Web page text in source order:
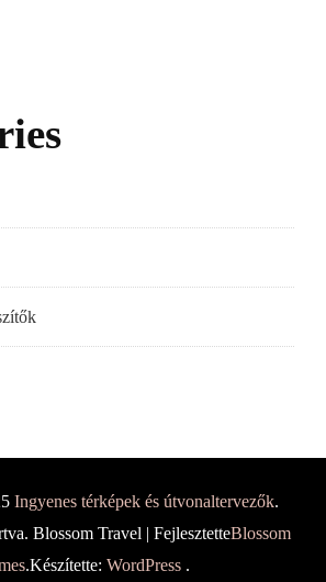
Ingyenes térképek és útvonaltervezők.
Blossom Travel | FejlesztetteBlossom
.Készítette: WordPress .